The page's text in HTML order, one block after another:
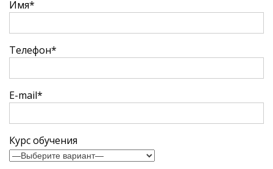
Имя*
Телефон*
E-mail*
Курс обучения